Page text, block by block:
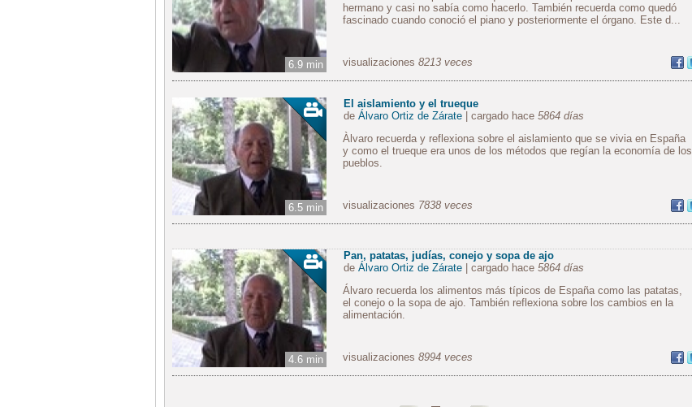
6.9 min
hermano y casi no sabía como hacerlo. También recuerda como quedó
fascinado cuando conoció el piano y posteriormente el órgano. Este d...
visualizaciones 8213 veces
6.5 min
El aislamiento y el trueque
de Álvaro Ortiz de Zárate| cargado hace 5864 días
Àlvaro recuerda y reflexiona sobre el aislamiento que se vivia en España
y como el trueque era unos de los métodos que regían la economía de los
pueblos.
visualizaciones 7838 veces
4.6 min
Pan, patatas, judías, conejo y sopa de ajo
de Álvaro Ortiz de Zárate| cargado hace 5864 días
Álvaro recuerda los alimentos más típicos de España como las patatas,
el conejo o la sopa de ajo. También reflexiona sobre los cambios en la
alimentación.
visualizaciones 8994 veces